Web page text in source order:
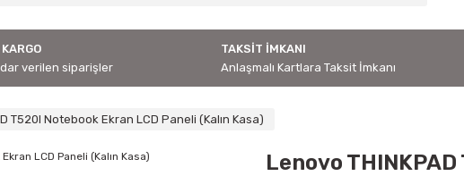
verilen siparişler
TAKSİT İMKANI
Anlaşmalı Kartlara Taksit İmkanı
T520I Notebook Ekran LCD Paneli (Kalın Kasa)
Lenovo